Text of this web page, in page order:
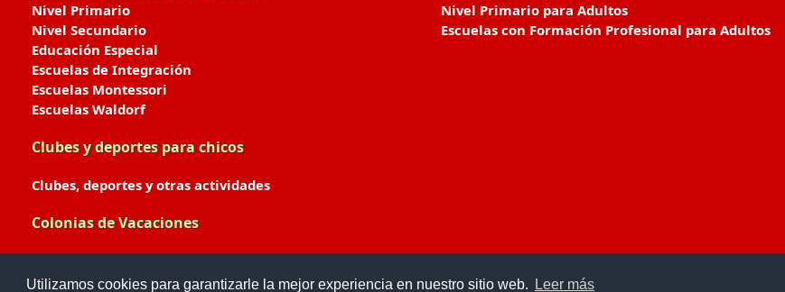
Utilizamos cookies para garantizarle la mejor experiencia en nuestro sitio web. Leer más
Nivel Primario
Nivel Secundario
Educación Especial
Escuelas de Integración
Escuelas Montessori
Escuelas Waldorf
Clubes y deportes para chicos
Clubes, deportes y otras actividades
Colonias de Vacaciones
Nivel Primario para Adultos
Escuelas con Formación Profesional para Adultos